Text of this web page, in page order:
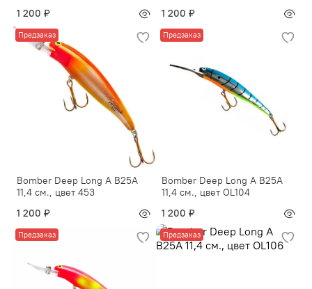
1 200 ₽
1 200 ₽
Предзаказ
Bomber Deep Long A B25A
11,4 см., цвет 453
1 200 ₽
Предзаказ
Bomber Deep Long A B25A
11,4 см., цвет OL104
1 200 ₽
Предзаказ Предзаказ